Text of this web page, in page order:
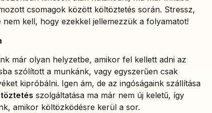
csomagok között költöztetés során. Stressz,
kell, hogy ezekkel jellemezzük a folyamatot!
már olyan helyzetbe, amikor fel kellett adni az
szólított a munkánk, vagy egyszerűen csak
kipróbálni. Igen ám, de az ingóságaink szállítása
szolgáltatása ma már nem új keletű, így
amikor költözködésre kerül a sor.